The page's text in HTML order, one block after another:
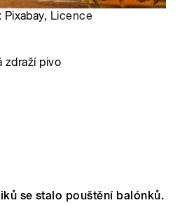
Pixabay, Licence
zdraží pivo
se stalo pouštění balónků.